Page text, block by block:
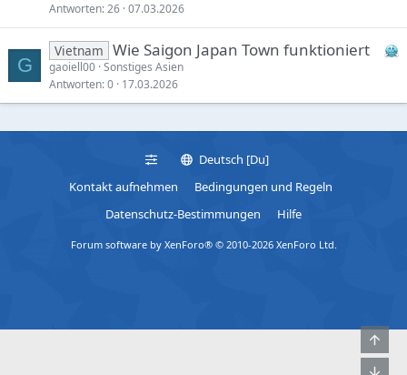
Antworten 26 07.03.2026
G
Vietnam Wie Saigon Japan Town funktioniert
gaoiell00 Sonstiges Asien
Antworten 0 17.03.2026
Deutsch [Du]
Kontakt aufnehmen
Bedingungen und Regeln
Datenschutz-Bestimmungen
Hilfe
Forum software by XenForo® © 2010-2026 XenForo Ltd.